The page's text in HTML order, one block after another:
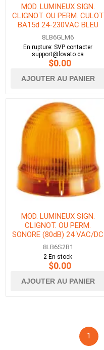
MOD. LUMINEUX SIGN.
CLIGNOT. OU PERM. CULOT
BA15d 24-230VAC BLEU
8LB6GLM6
En rupture: SVP contacter
support@lovato.ca
$0.00
AJOUTER AU PANIER
MOD. LUMINEUX SIGN.
CLIGNOT. OU PERM.
SONORE (80dB) 24 VAC/DC
ORANGE
8LB6S2B1
2 En stock
$0.00
AJOUTER AU PANIER
1